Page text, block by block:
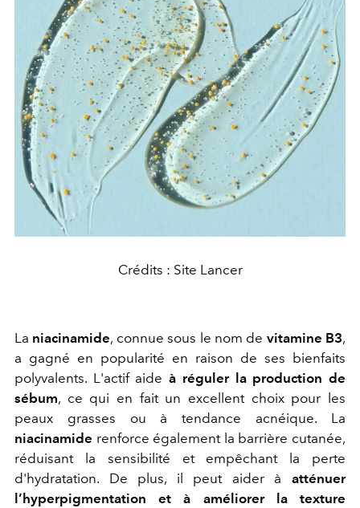
Crédits : Site Lancer
La niacinamide, connue sous le nom de vitamine B3,
a gagné en popularité en raison de ses bienfaits
polyvalents. L'actif aideà réguler la production de
sébum, ce qui en fait un excellent choix pour les
peaux grasses ou à tendance acnéique. La
niacinamide renforce également la barrière cutanée,
réduisant la sensibilité et empêchant la perte
d'hydratation. De plus, il peut aider à atténuer
l’hyperpigmentation et à améliorer la texture